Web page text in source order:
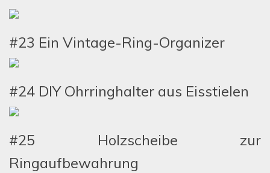
#23 Ein Vintage-Ring-Organizer
#24 DIY Ohrringhalter aus Eisstielen
#25 Holzscheibe zur
Ringaufbewahrung